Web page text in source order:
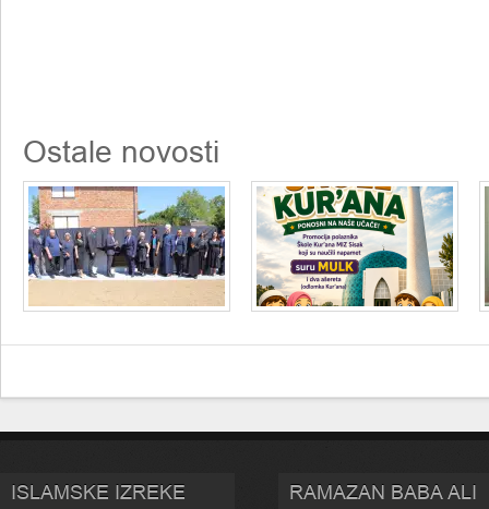
Ostale novosti
ISLAMSKE IZREKE RAMAZAN BABA ALI